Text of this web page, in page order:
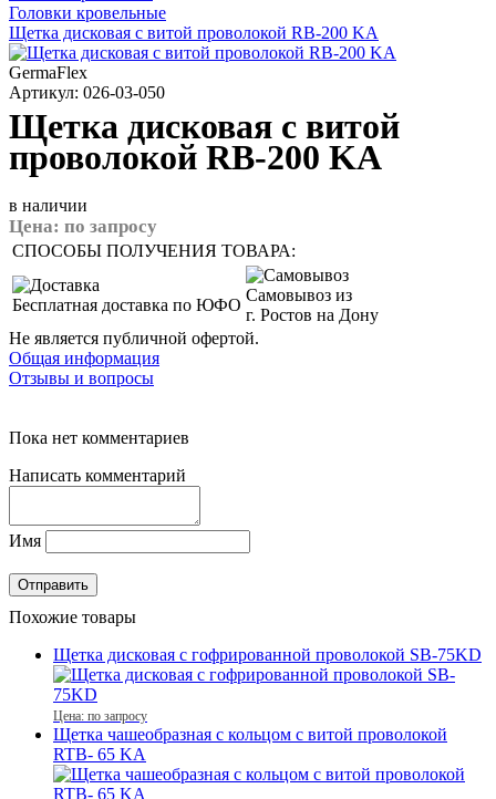
Головки кровельные
Щетка дисковая с витой проволокой RB-200 KA
GermaFlex
Артикул: 026-03-050
Щетка дисковая с витой
проволокой RB-200 KA
в наличии
Цена: по запросу
СПОСОБЫ ПОЛУЧЕНИЯ ТОВАРА:
Бесплатная доставка по ЮФО
Самовывоз из
г. Ростов на Дону
Не является публичной офертой.
Общая информация
Отзывы и вопросы
Пока нет комментариев
Написать комментарий
Имя
Похожие товары
Щетка дисковая с гофрированной проволокой SB-75KD
Цена: по запросу
Щетка чашеобразная с кольцом с витой проволокой
RTB- 65 KA